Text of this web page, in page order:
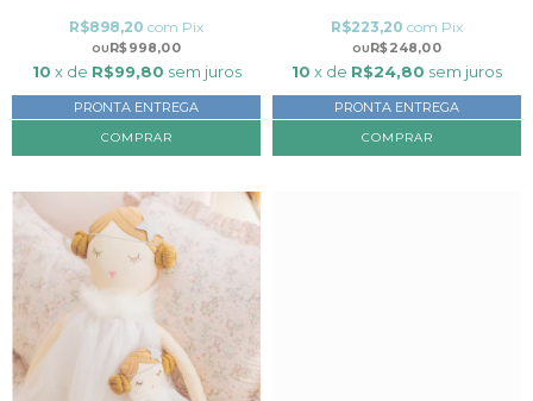
R$998,00
R$898,20 com Pix
10 x de R$99,80 sem juros
PRONTA ENTREGA
R$248,00
R$223,20 com Pix
10 x de R$24,80 sem juros
PRONTA ENTREGA